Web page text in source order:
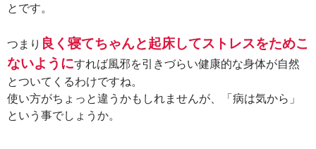
とです。
つまり 良く寝てちゃんと起床してストレスをためこ
ないようにすれば風邪を引きづらい健康的な身体が自然
とついてくるわけですね。
使い方がちょっと違うかもしれませんが、「病は気から」
という事でしょうか。